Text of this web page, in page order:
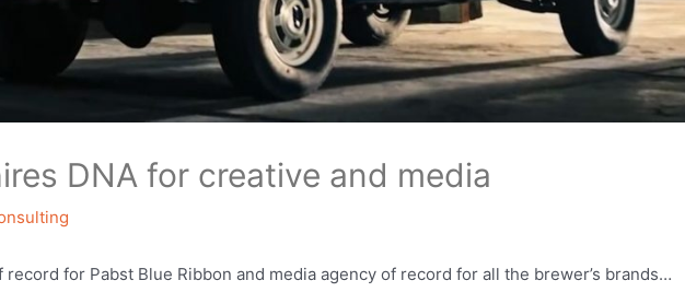
DNA for creative and media
record for Pabst Blue Ribbon and media agency of record for all the brewer’s brands…